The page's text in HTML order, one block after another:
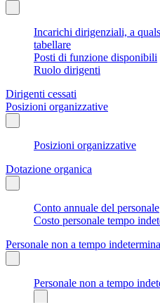
Incarichi dirigenziali, a
tabellare
Posti di funzione disponibili
Ruolo dirigenti
Dirigenti cessati
Posizioni organizzative
Posizioni organizzative
Dotazione organica
Conto annuale del personale
Costo personale tempo
Personale non a tempo
Personale non a tempo